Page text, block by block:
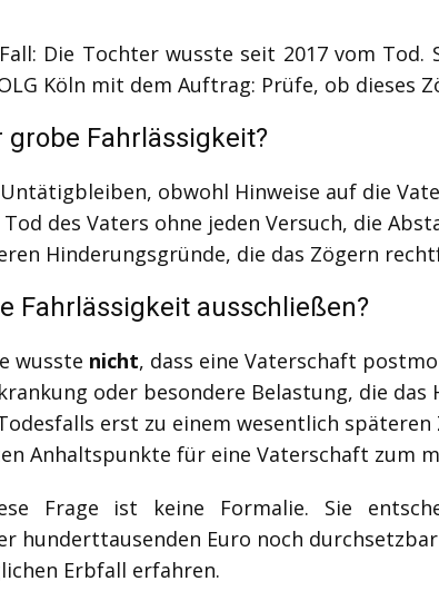
Die Tochter wusste seit 2017 vom
Köln mit dem Auftrag: Prüfe, ob dieses
Fahrlässigkeit?
obwohl Hinweise auf die
des Vaters ohne jeden Versuch, die
Hinderungsgründe, die das Zögern
Fahrlässigkeit ausschließen?
wusste nicht, dass eine Vaterschaft
oder besondere Belastung, die
erst zu einem wesentlich
Anhaltspunkte für eine Vaterschaft zum
Frage ist keine Formalie. Sie
hunderttausenden Euro noch
Erbfall erfahren.